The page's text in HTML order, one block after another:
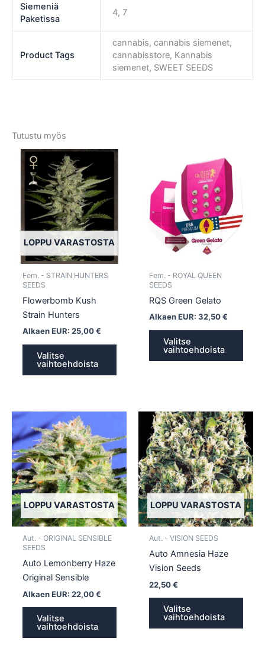
Siemeniä
Paketissa
4, 7
Product Tags
cannabis, cannabis siemenet,
cannabisstore, Kannabis
siemenet, SWEET SEEDS
Tutustu myös
LOPPU VARASTOSTA
Fem. - STRAIN HUNTERS
SEEDS
Flowerbomb Kush
Strain Hunters
Alkaen EUR: 25,00€
Valitse
vaihtoehdoista
Tällä
muunnelma.
valinnat
Fem. - ROYAL QUEEN
SEEDS
RQS Green Gelato
Alkaen EUR: 32,50€
Valitse
vaihtoehdoista
LOPPU VARASTOSTA
Aut. - ORIGINAL SENSIBLE
SEEDS
Auto Lemonberry Haze
Original Sensible
Alkaen EUR: 22,00€
Valitse
vaihtoehdoista
tuotteella
on
useampi
muunnelma.
Voit
tehdä
valinnat
LOPPU VARASTOSTA
Aut. - VISION SEEDS
Auto Amnesia Haze
Vision Seeds
22,50€
Valitse
vaihtoehdoista
Tällä
on
Voit
tehdä